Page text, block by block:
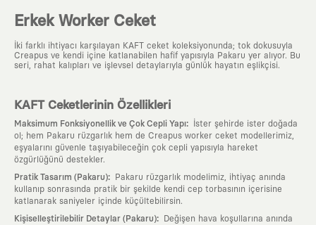
Erkek Worker Ceket
İki farklı ihtiyacı karşılayan KAFT ceket koleksiyonunda; tok dokusuyla
Creapus ve kendi içine katlanabilen hafif yapısıyla Pakaru yer alıyor. Bu
seri, rahat kalıpları ve işlevsel detaylarıyla günlük hayatın eşlikçisi.
KAFT Ceketlerinin Özellikleri
Maksimum Fonksiyonellik ve Çok Cepli Yapı:
İster şehirde ister doğada
ol; hem Pakaru rüzgarlık hem de Creapus worker ceket modellerimiz,
eşyalarını güvenle taşıyabileceğin çok cepli yapısıyla hareket
özgürlüğünü destekler.
Pratik Tasarım (Pakaru):
Pakaru rüzgarlık modelimiz, ihtiyaç anında
kullanıp sonrasında pratik bir şekilde kendi cep torbasının içerisine
katlanarak saniyeler içinde küçültebilirsin.
Kişiselleştirilebilir Detaylar (Pakaru):
Değişen hava koşullarına anında